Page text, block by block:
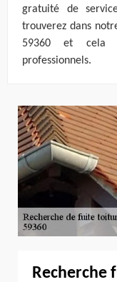
gratuité de
trouverez dans
59360 et cela
professionnels.
Recherche